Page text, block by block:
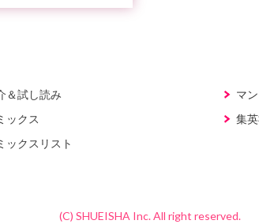
＆試し読み
ックス
ックスリスト
マ
集
(C) SHUEISHA Inc. All right reserved.